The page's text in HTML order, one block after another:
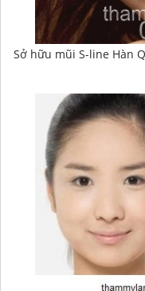
Sở hữu mũi S-line Hàn